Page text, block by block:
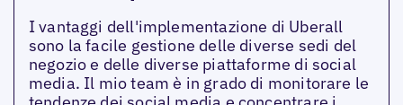
I vantaggi dell'implementazione di Uberall
sono la facile gestione delle diverse sedi del
negozio e delle diverse piattaforme di social
media. Il mio team è in grado di monitorare le